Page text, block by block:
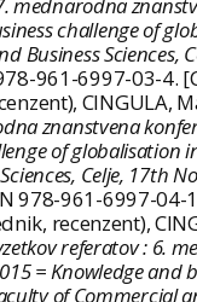
challenge of
Business Sciences,
961-6997-03-4.
CINGULA,
znanstvena
of
Celje, 17th
978-961-6997-04-
recenzent),
referatov : 6.
= Knowledge
of Commercial